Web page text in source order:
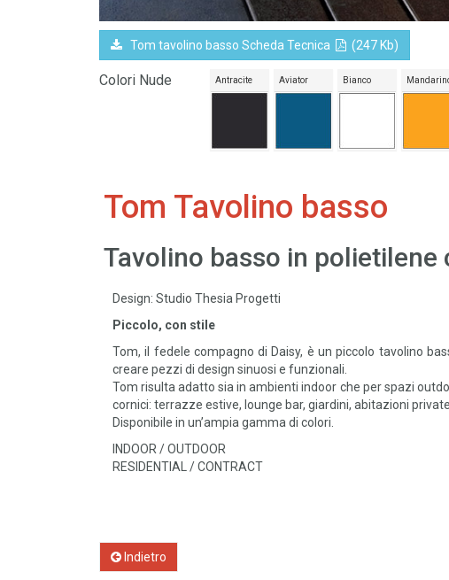
Tom tavolino basso Scheda Tecnica (247 Kb)
Colori Nude Antracite Aviator Bianco
Tom Tavolino basso
Tavolino basso in polietilene
Design: Studio Thesia Progetti
Piccolo, con stile
Tom, il fedele compagno di Daisy, è un piccolo tavolino
creare pezzi di design sinuosi e funzionali.
Tom risulta adatto sia in ambienti indoor che per spazi
cornici: terrazze estive, lounge bar, giardini, abitazioni
Disponibile in un’ampia gamma di colori.
INDOOR / OUTDOOR
RESIDENTIAL / CONTRACT
Indietro